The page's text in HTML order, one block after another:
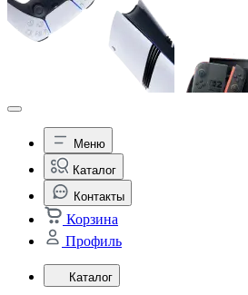
Меню
Каталог
Контакты
Корзина
Профиль
Каталог